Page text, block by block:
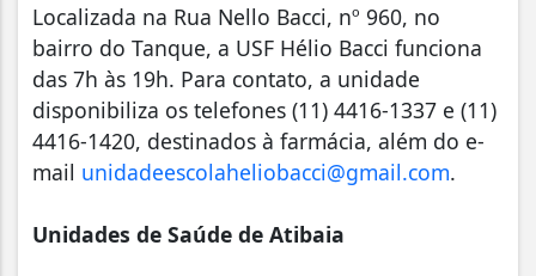
Localizada na Rua Nello Bacci, nº 960, no
bairro do Tanque, a USF Hélio Bacci funciona
das 7h às 19h. Para contato, a unidade
disponibiliza os telefones (11) 4416-1337 e (11)
4416-1420, destinados à farmácia, além do e-
mail unidadeescolaheliobacci@gmail.com.
Unidades de Saúde de Atibaia